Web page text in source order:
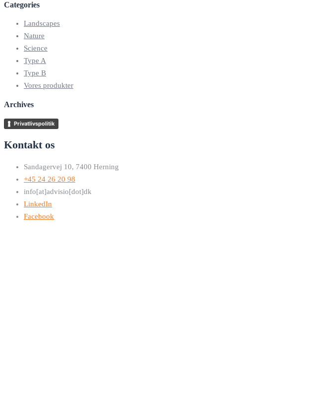
Categories
Landscapes
Nature
Science
Type A
Type B
Vores produkter
Archives
Privatlivspolitik
Kontakt os
Sandagervej 10, 7400 Herning
+45 24 26 20 98
info[at]advisio[dot]dk
LinkedIn
Facebook